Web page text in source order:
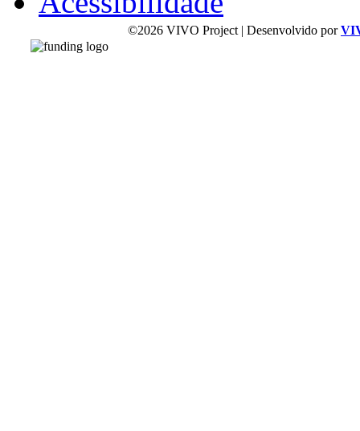
©2026 VIVO Project | Desenvolvido por